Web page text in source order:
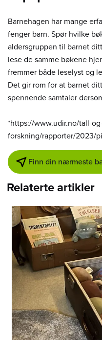
Barnehagen har mange
fenger barn. Spør hvilke
aldersgruppen til barnet
lese de samme bøkene
fremmer både leselyst og
Det gir rom for at barnet
spennende samtaler
*https://www.udir.no/tall-
forskning/rapporter/2023/
Finn din nærmeste
Relaterte artikler